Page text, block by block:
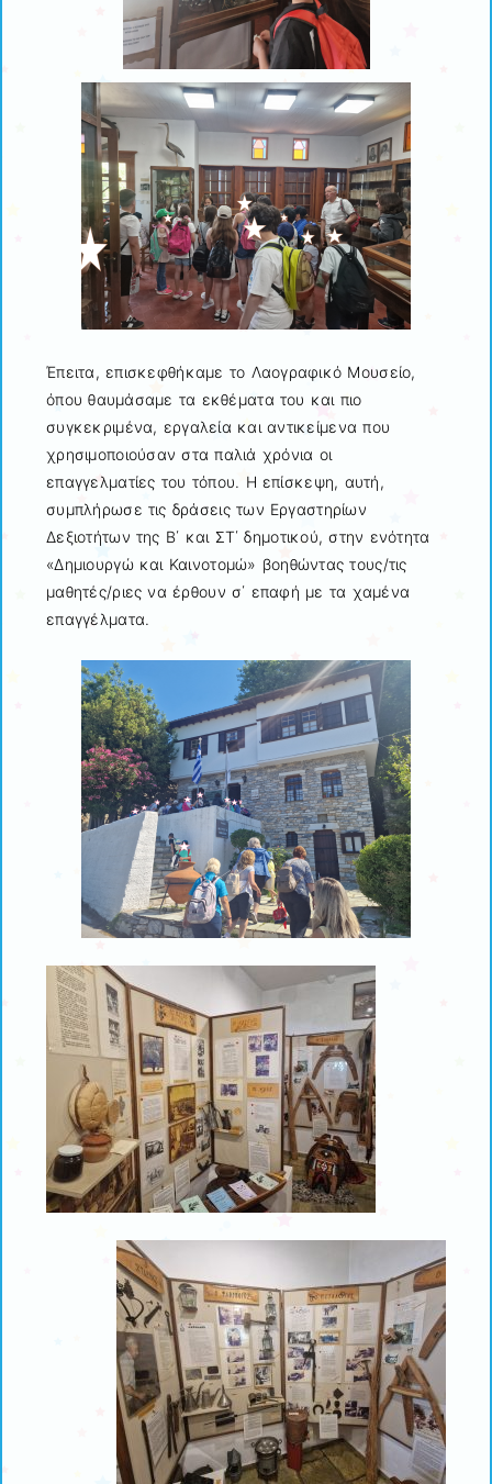
Έπειτα, επισκεφθήκαμε το Λαογραφικό Μουσείο,
όπου θαυμάσαμε τα εκθέματα του και πιο
συγκεκριμένα, εργαλεία και αντικείμενα που
χρησιμοποιούσαν στα παλιά χρόνια οι
επαγγελματίες του τόπου. Η επίσκεψη, αυτή,
συμπλήρωσε τις δράσεις των Εργαστηρίων
Δεξιοτήτων της Β΄ και ΣΤ΄ δημοτικού, στην ενότητα
«Δημιουργώ και Καινοτομώ» βοηθώντας τους/τις
μαθητές/ριες να έρθουν σ΄ επαφή με τα χαμένα
επαγγέλματα.